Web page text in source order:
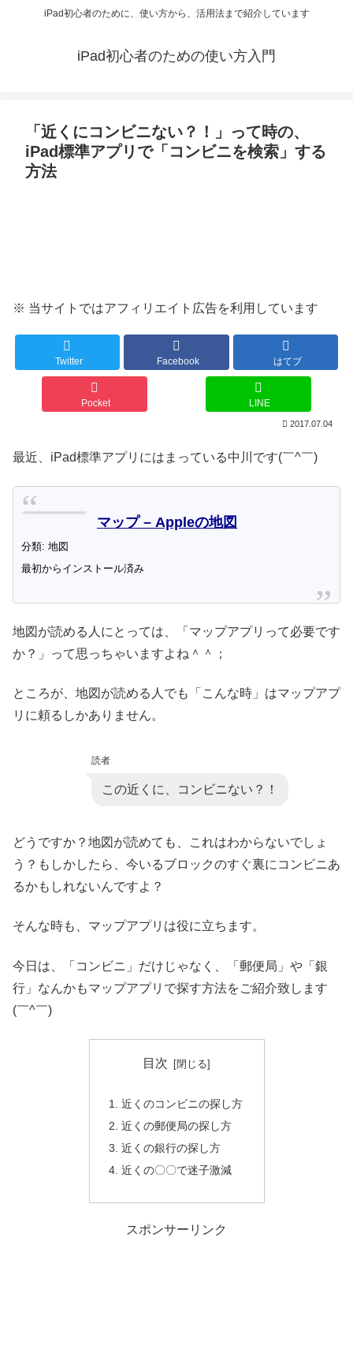
iPad初心者のために、使い方から、活用法まで紹介しています
iPad初心者のための使い方入門
「近くにコンビニない？！」って時の、
iPad標準アプリで「コンビニを検索」する
方法
※ 当サイトではアフィリエイト広告を利用しています
Twitter Facebook はてブ
Pocket LINE
2017.07.04
最近、iPad標準アプリにはまっている中川です(￣^￣)ゞ
マップ – Appleの地図
分類: 地図
最初からインストール済み
地図が読める人にとっては、「マップアプリって必要です
か？」って思っちゃいますよね＾＾；
ところが、地図が読める人でも「こんな時」はマップアプ
リに頼るしかありません。
読者
この近くに、コンビニない？！
どうですか？地図が読めても、これはわからないでしょ
う？もしかしたら、今いるブロックのすぐ裏にコンビニあ
るかもしれないんですよ？
そんな時も、マップアプリは役に立ちます。
今日は、「コンビニ」だけじゃなく、「郵便局」や「銀
行」なんかもマップアプリで探す方法をご紹介致します
(￣^￣)ゞ
目次
近くのコンビニの探し方
近くの郵便局の探し方
近くの銀行の探し方
近くの〇〇で迷子激減
スポンサーリンク